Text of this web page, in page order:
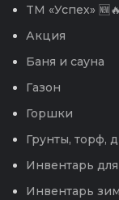
TM «Успех» 🆕🔥
Акция
Баня и сауна
Газон
Горшки
Грунты, торф,
Инвентарь
Инвентарь